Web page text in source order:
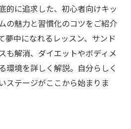
的に追求した、初心者向けキッ
の魅力と習慣化のコツをご紹介
夢中になれるレッスン、サンド
も解消、ダイエットやボディメ
環境を詳しく解説。自分らしく
ステージがここから始まりま